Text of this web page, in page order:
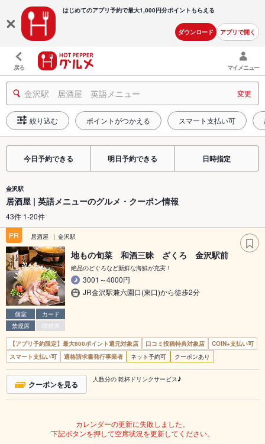
はじめてのアプリ予約で最大1,000円分ポイントもらえる
ダウンロード アプリで開く
戻る マイメニュー
金沢駅 居酒屋 英語メニュー 変更
絞り込む ポイントがつかえる スマート支払い可
今日予約できる 明日予約できる 日時指定
金沢駅
居酒屋 | 英語メニューのグルメ・クーポン情報
43件 1-20件
PR
居酒屋 金沢駅
個室
カード
禁煙席
喫煙席
地もの旬菜 和酒三昧 ざくろ 金沢駅前
絶品のどぐろなど新鮮な海鮮が充実！
3001～4000円
JR金沢駅兼六園口(東口)から徒歩2分
【アプリ予約限定】最大800ポイント還元対象店 口コミ投稿特典対象店
COIN+支払い可
スマート支払い可
適格請求書発行事業者 ネット予約可 クーポンあり
クーポンを見る 人数分の 乾杯ドリンクサービス♪
カレンダーの更新に失敗しました。
下記ボタンを押して空席状況を更新してください。